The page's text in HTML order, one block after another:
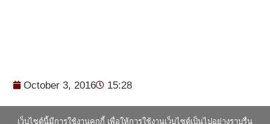
October 3, 2016 15:28
เว็บไซต์นี้มีการใช้งานคุกกี้ เพื่อให้การใช้งานเว็บไซต์เป็นไปอย่างราบรื่น